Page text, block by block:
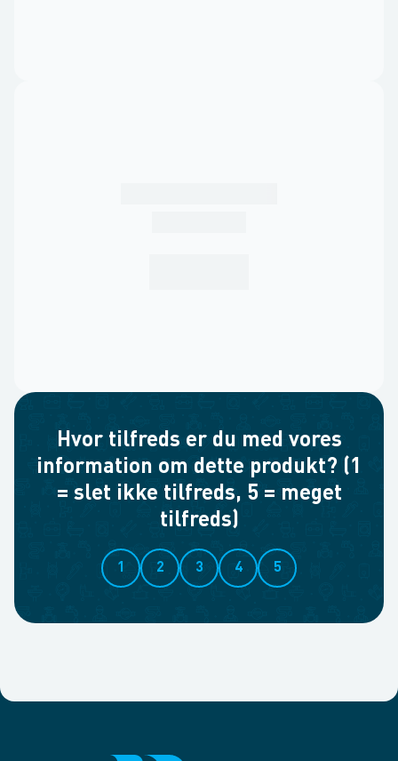
Hvor tilfreds er du med vores
information om dette produkt? (1
= slet ikke tilfreds, 5 = meget
tilfreds)
1 2 3 4 5